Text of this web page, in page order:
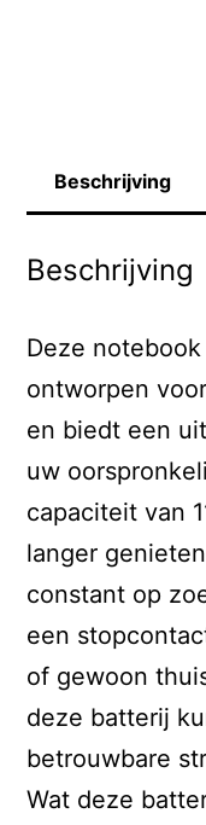
Beschrijving
Beschrijving
Deze
ontworpen
en biedt een
uw
capaciteit van
langer
constant op
een
of gewoon
deze batterij
betrouwbare
Wat deze